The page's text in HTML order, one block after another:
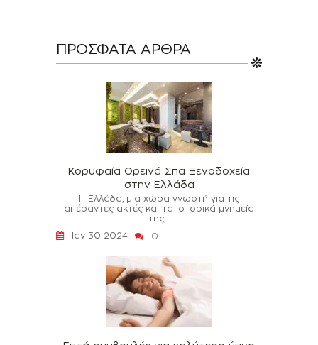
ΠΡΌΣΦΑΤΑ ΆΡΘΡΑ
Κορυφαία Ορεινά Σπα Ξενοδοχεία
στην Ελλάδα
Η Ελλάδα, μια χώρα γνωστή για τις
απέραντες ακτές και τα ιστορικά μνημεία
της,...
Ιαν 30 2024
0